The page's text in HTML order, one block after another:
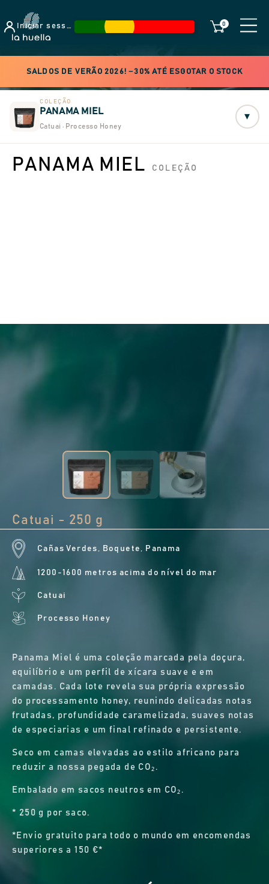
Iniciar sessão 0
SALDOS DE VERÃO 2026! −30% ATÉ ESGOTAR O STOCK
COLEÇÃO
PANAMA MIEL
Catuai · Processo Honey
▾
PANAMA MIEL COLEÇÃO
Catuai - 250 g
Cañas Verdes, Boquete, Panama
1200-1600 metros acima do nível do mar
Catuai
Processo Honey
Panama Miel é uma coleção marcada pela doçura,
equilíbrio e um perfil de xícara suave e em
camadas. Cada lote revela sua própria expressão
do processamento honey, reunindo delicadas notas
frutadas, profundidade caramelizada, suaves notas
de especiarias e um final refinado e persistente.
Seco em camas elevadas ao estilo africano para
reduzir a nossa pegada de CO₂.
Embalado em sacos neutros em CO₂.
* 250 g por saco.
*Envio gratuito para todo o mundo em encomendas
superiores a 150 €*